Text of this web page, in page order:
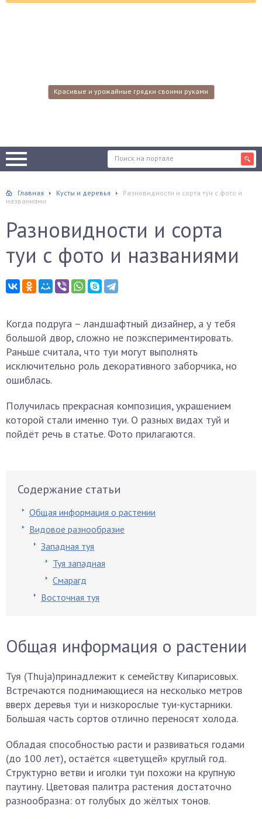
Красивые и урожайные грядки своими руками
Главная Кусты и деревья
Разновидности и сорта туи с фото и
названиями
Разновидности и сорта
туи с фото и названиями
Когда подруга – ландшафтный дизайнер, а у тебя
большой двор, сложно не поэкспериментировать.
Раньше считала, что туи могут выполнять
исключительно роль декоративного заборчика, но
ошиблась.
Получилась прекрасная композиция, украшением
которой стали именно туи. О разных видах туй и
пойдёт речь в статье. Фото прилагаются.
Содержание статьи
Общая информация о растении
Видовое разнообразие
Западная туя
Туя западная
Смарагд
Восточная туя
Общая информация о растении
Туя (Тhuja)принадлежит к семейству Кипарисовых.
Встречаются поднимающиеся на несколько метров
вверх деревья туи и низкорослые туи-кустарники.
Большая часть сортов отлично переносят холода.
Обладая способностью расти и развиваться годами
(до 100 лет), остаётся «цветущей» круглый год.
Структурно ветви и иголки туи похожи на крупную
паутину. Цветовая палитра растения достаточно
разнообразна: от голубых до жёлтых тонов.